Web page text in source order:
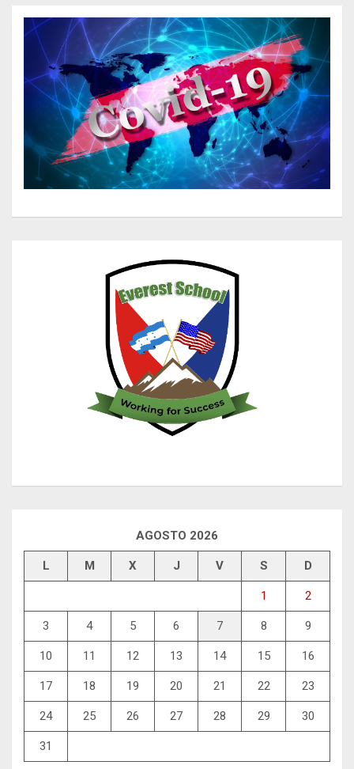
AGOSTO 2026
L M X J V S D
1 2
3 4 5 6 7 8 9
10 11 12 13 14 15 16
17 18 19 20 21 22 23
24 25 26 27 28 29 30
31